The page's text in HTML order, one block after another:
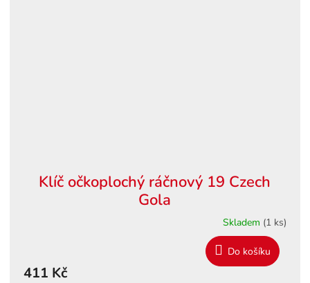
Klíč očkoplochý ráčnový 19 Czech
Gola
Skladem (1 ks)
411 Kč
Do košíku